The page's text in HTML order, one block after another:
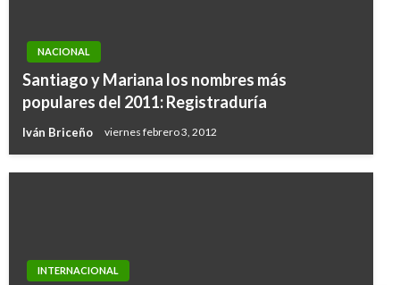
NACIONAL
Santiago y Mariana los nombres más
populares del 2011: Registraduría
Iván Briceño viernes febrero 3, 2012
INTERNACIONAL